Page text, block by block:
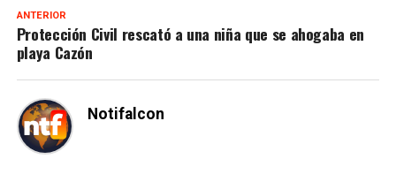
ANTERIOR
Protección Civil rescató a una niña que se ahogaba en
playa Cazón
Notifalcon